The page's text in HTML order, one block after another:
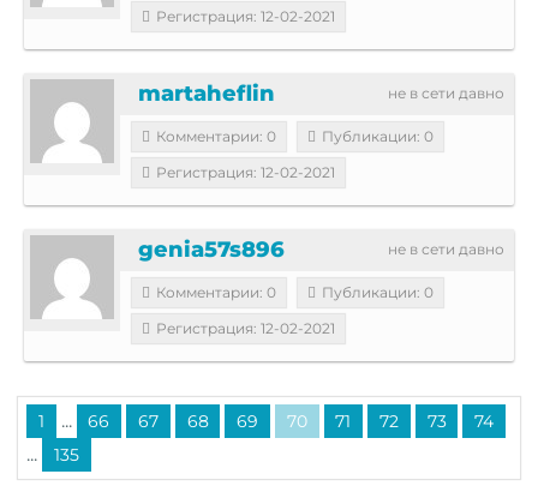
Регистрация: 12-02-2021
не в сети давно
martaheflin
Комментарии: 0
Публикации: 0
Регистрация: 12-02-2021
не в сети давно
genia57s896
Комментарии: 0
Публикации: 0
Регистрация: 12-02-2021
1 ... 66 67 68 69 70 71 72 73 74
... 135